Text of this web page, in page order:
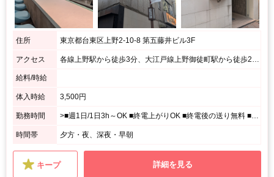
住所 東京都台東区上野2-10-8 第五藤井ビル3F
アクセス
給料/時給
体入時給 3,500円
勤務時間
時間帯 夕方・夜、深夜・早朝
キープ 詳細を見る